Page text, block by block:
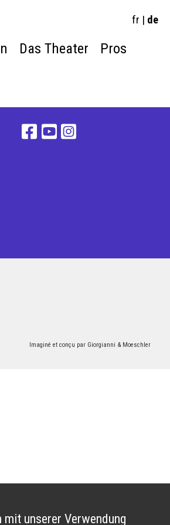
fr | de
Das Theater Pros
Imaginé et conçu par Giorgianni & Moeschler
unserer Verwendung